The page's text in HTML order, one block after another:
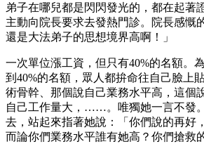
弟子在哪兒都是閃閃發光的，都在起著
主動向院長要求去發熱門診。院長感慨
還是大法弟子的思想境界高啊！」
一次單位漲工資，但只有40%的名額。
到40%的名額，眾人都拚命往自己臉上
術骨幹、那個說自己業務水平高，這個
自己工作量大，……。唯獨她一言不發
去，站起來指著她說：「你們說的再好
而論你們業務水平誰有她高？你們搶救